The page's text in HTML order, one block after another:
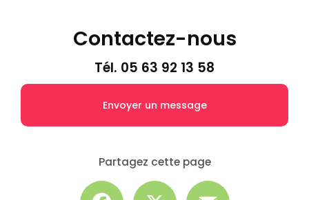
Contactez-nous
Tél. 05 63 92 13 58
Envoyer un message
Partagez cette page
Facebook